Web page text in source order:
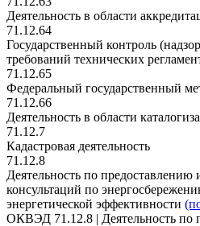
Деятельность в области
71.12.64
Государственный контроль
требований технических
71.12.65
Федеральный государственный
71.12.66
Деятельность в области
71.12.7
Кадастровая деятельность
71.12.8
Деятельность по
консультаций по
энергетической эффективности
ОКВЭД 71.12.8 | Деятельность по